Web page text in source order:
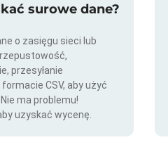
surowe dane?
o zasięgu sieci lub
przesyłanie
CSV, aby użyć
ma problemu!
uzyskać wycenę.